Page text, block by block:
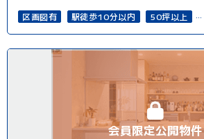
区画図有 駅徒歩10分以内
50坪以上
会員限定公開物件